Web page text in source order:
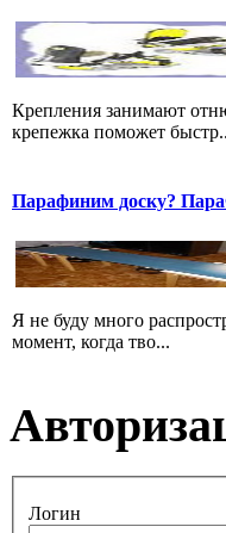
Крепления занимают
крепежка поможет
Парафиним доску?
Я не буду много
момент, когда тво...
Логин